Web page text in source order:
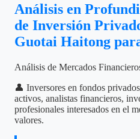
Análisis en
de Inversión
Guotai Haitong
Análisis de Mercados
👤 Inversores en fondos
activos, analistas financieros,
profesionales interesados en el
valores.